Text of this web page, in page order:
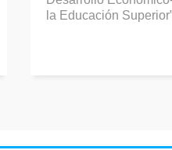
la Educación